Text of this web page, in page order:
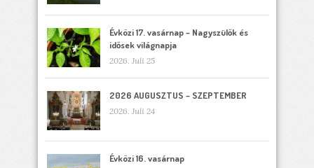
Évközi 17. vasárnap – Nagyszülők és
idősek világnapja
2026. Juli 25
2026 AUGUSZTUS – SZEPTEMBER
2026. Juli 24
Évközi 16. vasárnap